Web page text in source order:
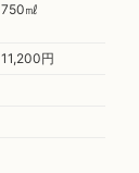
750㎖
11,200円